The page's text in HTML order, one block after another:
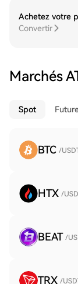
Achetez votre
Convertir
Marchés
Spot
BTC /
HTX /
BEAT /
TRX /